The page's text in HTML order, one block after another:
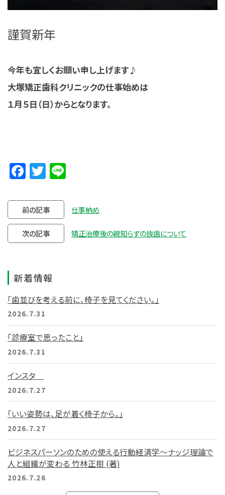
謹賀新年
今年も宜しくお願い申し上げます♪
大塚矯正歯科クリニックの仕事始めは
１月５日（日）からとなります。
Facebook
Twitter
前の記事 仕事納め
次の記事 矯正治療後の親知らずの抜歯について
新着情報
「歯並びを考える前に、椅子を見てください。」
2026.7.31
「診療室で思ったこと」
2026.7.31
インスタ
2026.7.27
「いい姿勢は、足が着く椅子から。」
2026.7.27
ビジネスパーソンのための使える行動経済学～ナッジ理論で
人と組織が変わる 竹林正樹 (著)
2026.7.26